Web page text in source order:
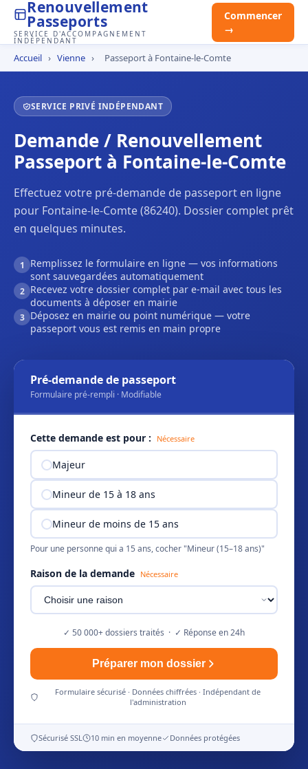
Renouvellement
Passeports
SERVICE D'ACCOMPAGNEMENT
INDÉPENDANT
Commencer
→
Accueil › Vienne › Passeport à Fontaine-le-Comte
SERVICE PRIVÉ INDÉPENDANT
Demande / Renouvellement
Passeport à Fontaine-le-Comte
Effectuez votre pré-demande de passeport en ligne
pour Fontaine-le-Comte (86240). Dossier complet prêt
en quelques minutes.
1
Remplissez le formulaire en ligne — vos informations
sont sauvegardées automatiquement
2 Recevez votre dossier complet par e-mail avec tous les
documents à déposer en mairie
3 Déposez en mairie ou point numérique — votre
passeport vous est remis en main propre
Pré-demande de passeport
Formulaire pré-rempli · Modifiable
Cette demande est pour : Nécessaire
Majeur
Mineur de 15 à 18 ans
Mineur de moins de 15 ans
Pour une personne qui a 15 ans, cocher "Mineur (15–18 ans)"
Raison de la demande Nécessaire
✓ 50 000+ dossiers traités · ✓ Réponse en 24h
Préparer mon dossier
Formulaire sécurisé · Données chiffrées · Indépendant de
l'administration
Sécurisé SSL 10 min en moyenne Données protégées